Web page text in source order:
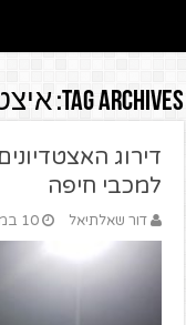
Tag Archives:
דירוג
למכבי חיפה
דור שאלתיאל 10 במרץ 2018